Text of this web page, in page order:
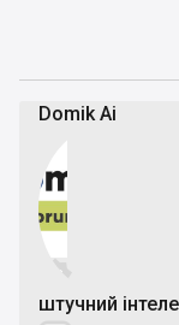
Domik Ai


штучний